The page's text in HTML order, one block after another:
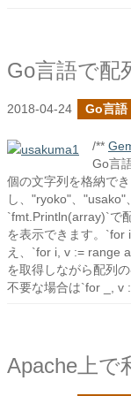
Go言語で配
2018-04-24 Go言語
/**
Go言
個の文字列を格納で
し、"ryoko"、"usako"
`fmt.Println(array)`で
を表示できます。`for
え、`for i, v := range
を取得しながら配列
不要な場合は`for _, v